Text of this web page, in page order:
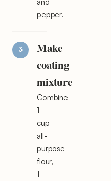
pepper.
Make
coating
mixture
Combine
1
cup
all-
purpose
flour,
1